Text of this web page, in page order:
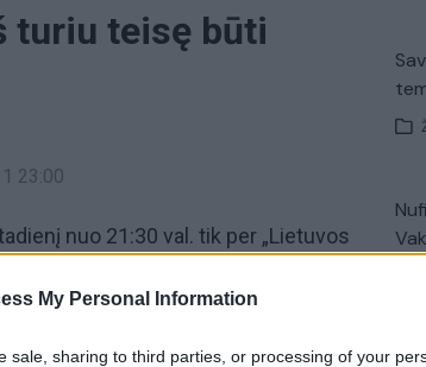
My Personal Information
sale, sharing to third parties, or processing of your
turiu teisę būti
23:00
nuo 21:30 val. tik per „Lietuvos
V.